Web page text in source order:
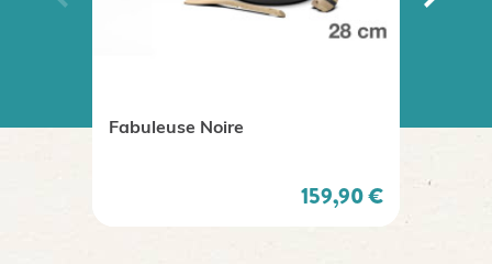
Fabuleuse Noire
Prix
159,90 €